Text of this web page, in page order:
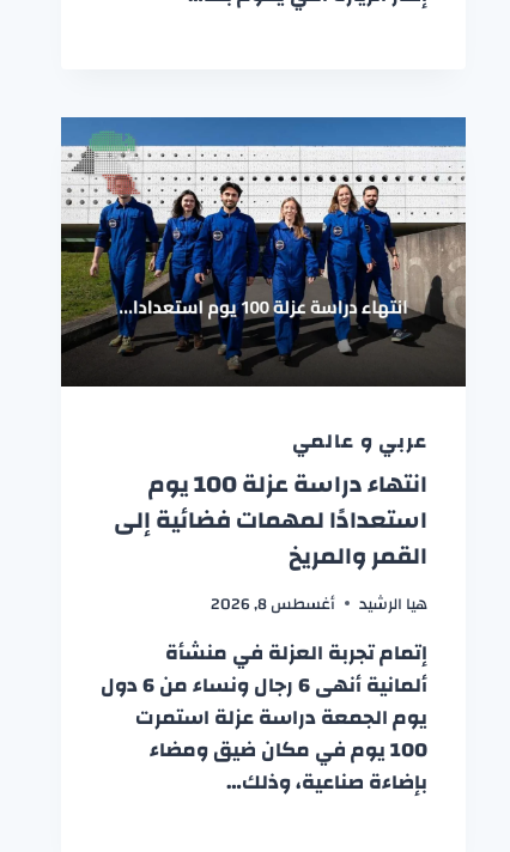
عربي و عالمي
انتهاء دراسة عزلة 100 يوم
استعدادًا لمهمات فضائية إلى
القمر والمريخ
هيا الرشيد أغسطس 8, 2026
إتمام تجربة العزلة في منشأة
ألمانية أنهى 6 رجال ونساء من 6 دول
يوم الجمعة دراسة عزلة استمرت
100 يوم في مكان ضيق ومضاء
بإضاءة صناعية، وذلك…